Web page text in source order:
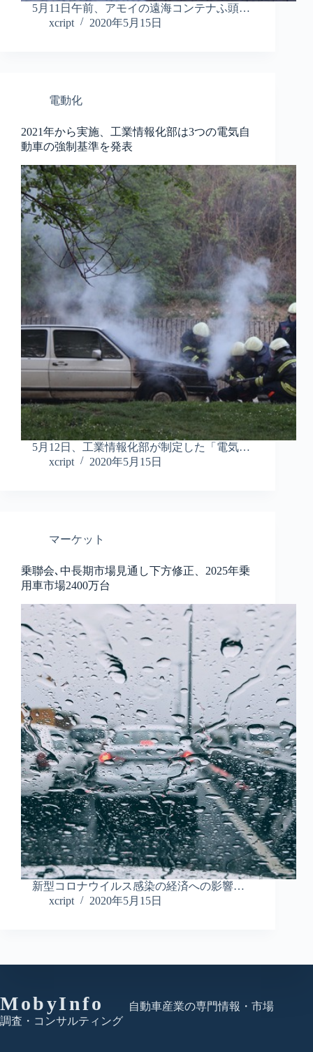
5月11日午前、アモイの遠海コンテナふ頭…
xcript
2020年5月15日
電動化
2021年から実施、工業情報化部は3つの電気自
動車の強制基準を発表
5月12日、工業情報化部が制定した「電気…
xcript
2020年5月15日
マーケット
乗聯会､中長期市場見通し下方修正、2025年乗
用車市場2400万台
新型コロナウイルス感染の経済への影響…
xcript
2020年5月15日
MobyInfo
自動車産業の専門情報・市場
調査・コンサルティング